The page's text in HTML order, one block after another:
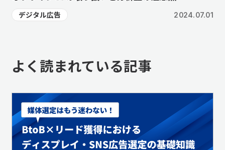
デジタル広告 2024.07.01
よく読まれている記事